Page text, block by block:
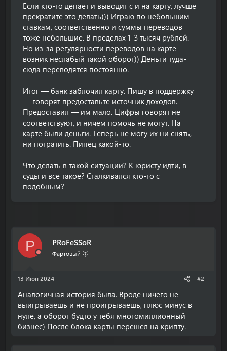
Если кто-то депает и выводит с и на карту, лучше
прекратите это делать))) Играю по небольшим
ставкам, соответственно и суммы переводов
тоже небольшие. В пределах 1-3 тысяч рублей.
Но из-за регулярности переводов на карте
возник неслабый такой оборот)) Деньги туда-
сюда переводятся постоянно.
Итог — банк заблочил карту. Пишу в поддержку
— говорят предоставьте источник доходов.
Предоставил — им мало. Цифры говорят не
соответствуют, и ничем помочь не могут. На
карте были деньги. Теперь не могу их ни снять,
ни потратить. Пипец какой-то.
Что делать в такой ситуации? К юристу идти, в
суды и все такое? Сталкивался кто-то с
подобным?
P PRоFeSSoR
Фартовый 🥈
13 Июн 2024 #2
Аналогичная история была. Вроде ничего не
выигрываешь и не проигрываешь, плюс минус в
нуле, а оборот будто у тебя многомиллионный
бизнес) После блока карты перешел на крипту.